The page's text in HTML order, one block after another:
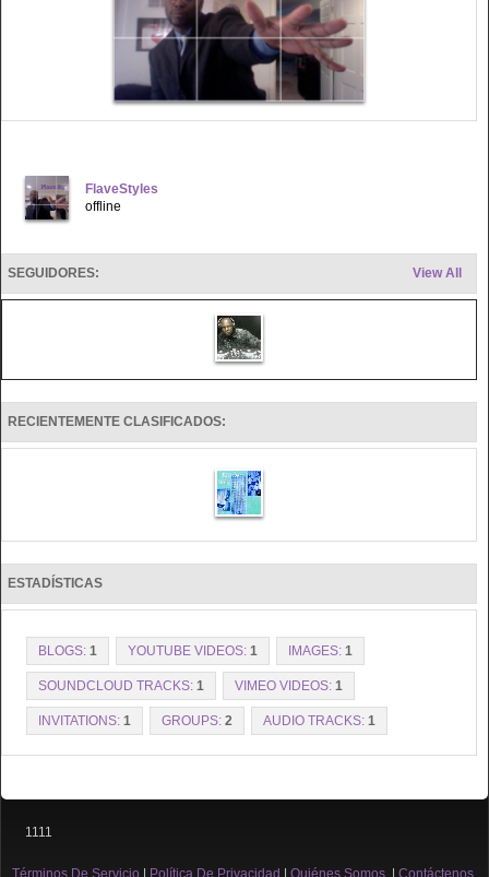
FlaveStyles
offline
View All
SEGUIDORES:
RECIENTEMENTE CLASIFICADOS:
ESTADÍSTICAS
BLOGS: 1 YOUTUBE VIDEOS: 1 IMAGES: 1
SOUNDCLOUD TRACKS: 1 VIMEO VIDEOS: 1
INVITATIONS: 1 GROUPS: 2 AUDIO TRACKS: 1
1111
Términos De Servicio | Política De Privacidad | Quiénes Somos | Contáctenos